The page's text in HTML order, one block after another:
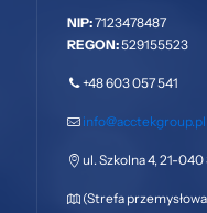
NIP:7123478487
REGON:529155523
+48 603 057 541
info@acctekgroup.pl
ul. Szkolna 4, 21-
(Strefa